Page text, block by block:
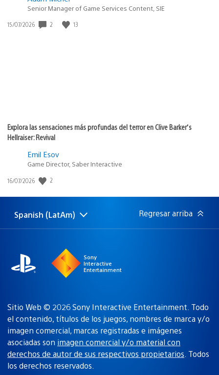
Senior Manager of Game Services Content, SIE
Fecha
15/07/2026 2 13
Explora las sensaciones más profundas del terror en Clive Barker’s
Hellraiser: Revival
Emil Esov
Game Director, Saber Interactive
Fecha
publicación:
16/07/2026 2
Elige
Región
Spanish (LatAm) Regresar arriba
Sony
Interactive
Entertainment
Sitio Web © 2026 Sony Interactive Entertainment. Todo
el contenido, títulos de los juegos, nombres de marca y/o
imagen comercial, marcas registradas e imágenes
asociadas son imagen comercial y/o material con
derechos de autor de sus respectivos propietarios. Todos
los derechos reservados.